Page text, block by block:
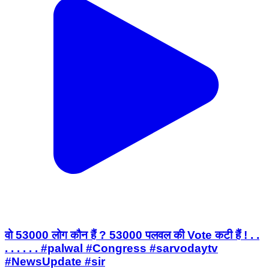
वो 53000 लोग कौन हैं ? 53000 पलवल की Vote कटी हैं ! . .
. . . . . . #palwal #Congress #sarvodaytv
#NewsUpdate #sir